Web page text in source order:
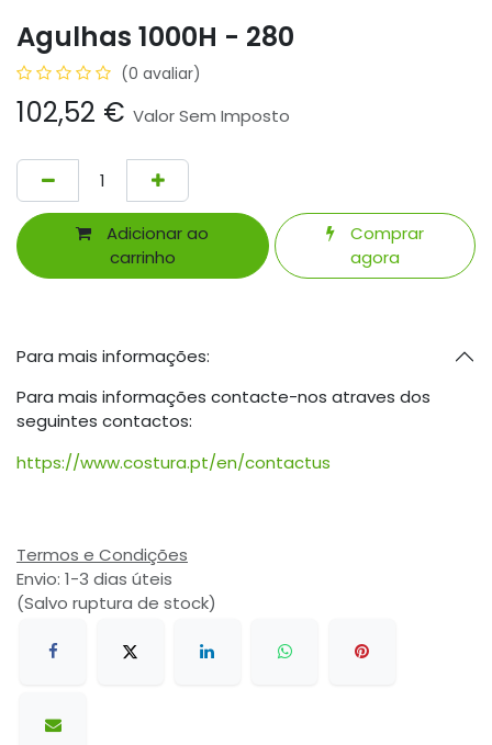
Agulhas 1000H - 280
(0 avaliar)
102,52 € Valor Sem Imposto
Adicionar ao
carrinho
Comprar
agora
Para mais informações:
Para mais informações contacte-nos atraves dos
seguintes contactos:
https://www.costura.pt/en/contactus
Termos e Condições
Envio: 1-3 dias úteis
(Salvo ruptura de stock)